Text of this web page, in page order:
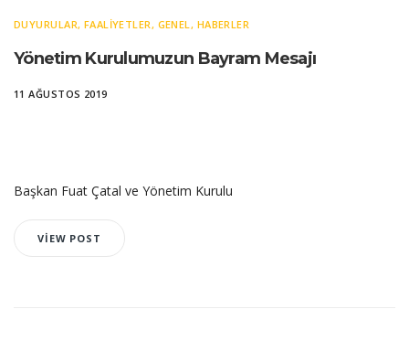
DUYURULAR, FAALIYETLER, GENEL, HABERLER
Yönetim Kurulumuzun Bayram Mesajı
11 AĞUSTOS 2019
Başkan Fuat Çatal ve Yönetim Kurulu
VIEW POST